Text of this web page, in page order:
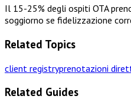
Il 15-25% degli ospiti OTA
soggiorno se fidelizzazione
Related Topics
client registryprenotazioni
Related Guides